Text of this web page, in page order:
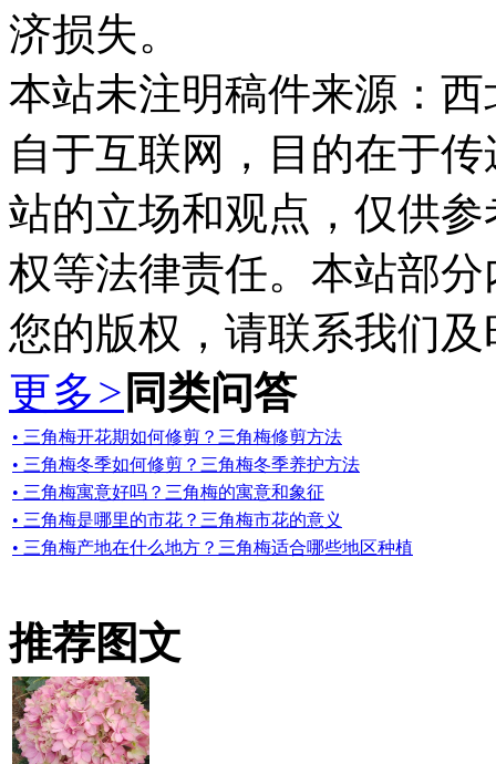
济损失。
本站未注明稿件来源：
自于互联网，目的在于
站的立场和观点，仅供
权等法律责任。本站部
您的版权，请联系我们
更多> 同类问答
• 三角梅开花期如何修剪？三角梅修剪方法
• 三角梅冬季如何修剪？三角梅冬季养护方法
• 三角梅寓意好吗？三角梅的寓意和象征
• 三角梅是哪里的市花？三角梅市花的意义
• 三角梅产地在什么地方？三角梅适合哪些地区种植
推荐图文